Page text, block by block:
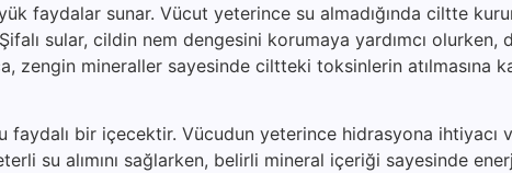
faydalar sunar. Vücut yeterince su almadığında ciltte
sular, cildin nem dengesini korumaya yardımcı olurken,
zengin mineraller sayesinde ciltteki toksinlerin atılmasına
faydalı bir içecektir. Vücudun yeterince hidrasyona ihtiyacı
su alımını sağlarken, belirli mineral içeriği sayesinde